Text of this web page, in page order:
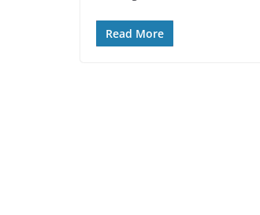
Read More